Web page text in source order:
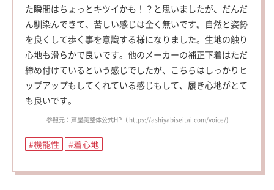
た瞬間はちょっとキツイかも！？と思いましたが、だんだ
ん馴染んできて、苦しい感じは全く無いです。自然と姿勢
を良くして歩く事を意識する様になりました。生地の触り
心地も滑らかで良いです。他のメーカーの補正下着はただ
締め付けているという感じでしたが、こちらはしっかりヒ
ップアップもしてくれている感じもして、履き心地がとて
も良いです。
参照元：芦屋美整体公式HP（ https://ashiyabiseitai.com/voice/)
#機能性 #着心地